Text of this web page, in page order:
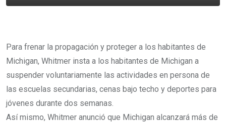
Para frenar la propagación y proteger a los habitantes de
Michigan, Whitmer insta a los habitantes de Michigan a
suspender voluntariamente las actividades en persona de
las escuelas secundarias, cenas bajo techo y deportes para
jóvenes durante dos semanas.
Así mismo, Whitmer anunció que Michigan alcanzará más de